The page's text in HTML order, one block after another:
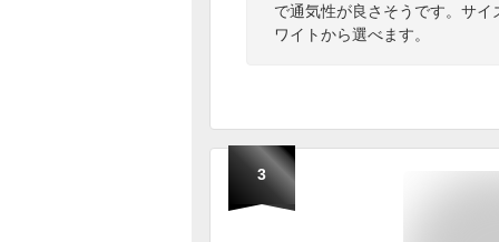
で通気性が良さそうです。サ
ワイトから選べます。
3